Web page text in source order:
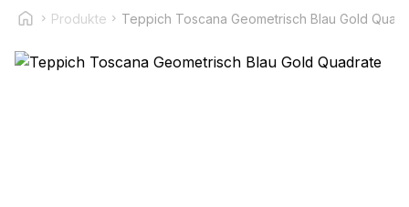
Produkte Teppich Toscana Geometrisch Blau Gold
Nutzung der Dienste gesammelt haben.
Notwendig